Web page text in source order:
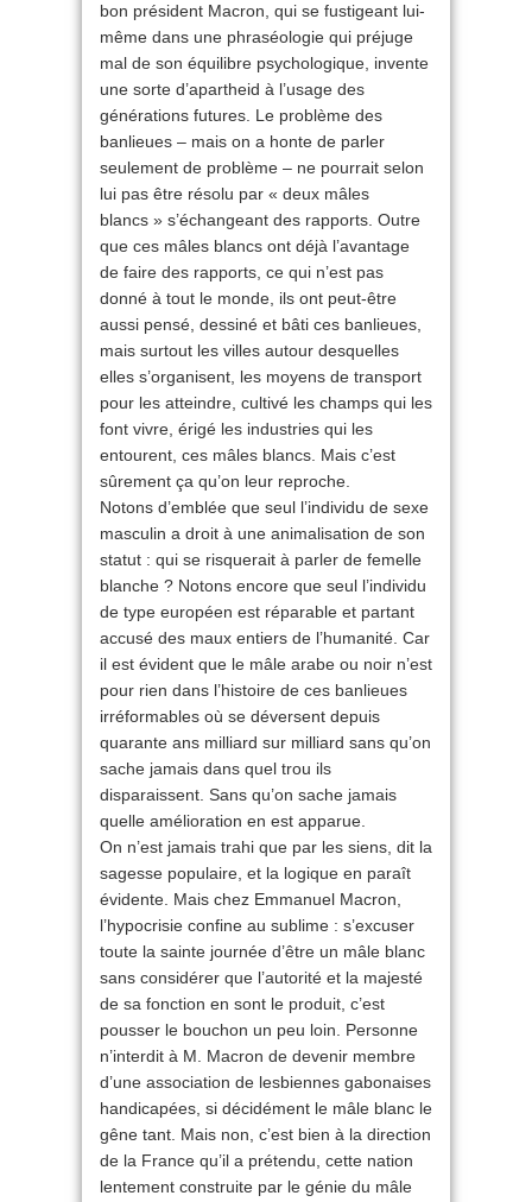
bon président Macron, qui se fustigeant lui-
même dans une phraséologie qui préjuge
mal de son équilibre psychologique, invente
une sorte d’apartheid à l’usage des
générations futures. Le problème des
banlieues – mais on a honte de parler
seulement de problème – ne pourrait selon
lui pas être résolu par « deux mâles
blancs » s’échangeant des rapports. Outre
que ces mâles blancs ont déjà l’avantage
de faire des rapports, ce qui n’est pas
donné à tout le monde, ils ont peut-être
aussi pensé, dessiné et bâti ces banlieues,
mais surtout les villes autour desquelles
elles s’organisent, les moyens de transport
pour les atteindre, cultivé les champs qui les
font vivre, érigé les industries qui les
entourent, ces mâles blancs. Mais c’est
sûrement ça qu’on leur reproche.
Notons d’emblée que seul l’individu de sexe
masculin a droit à une animalisation de son
statut : qui se risquerait à parler de femelle
blanche ? Notons encore que seul l’individu
de type européen est réparable et partant
accusé des maux entiers de l’humanité. Car
il est évident que le mâle arabe ou noir n’est
pour rien dans l’histoire de ces banlieues
irréformables où se déversent depuis
quarante ans milliard sur milliard sans qu’on
sache jamais dans quel trou ils
disparaissent. Sans qu’on sache jamais
quelle amélioration en est apparue.
On n’est jamais trahi que par les siens, dit la
sagesse populaire, et la logique en paraît
évidente. Mais chez Emmanuel Macron,
l’hypocrisie confine au sublime : s’excuser
toute la sainte journée d’être un mâle blanc
sans considérer que l’autorité et la majesté
de sa fonction en sont le produit, c’est
pousser le bouchon un peu loin. Personne
n’interdit à M. Macron de devenir membre
d’une association de lesbiennes gabonaises
handicapées, si décidément le mâle blanc le
gêne tant. Mais non, c’est bien à la direction
de la France qu’il a prétendu, cette nation
lentement construite par le génie du mâle